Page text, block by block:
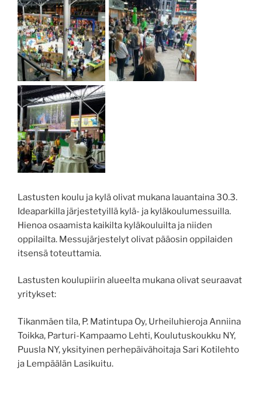
Lastusten koulu ja kylä olivat mukana lauantaina 30.3.
Ideaparkilla järjestetyillä kylä- ja kyläkoulumessuilla.
Hienoa osaamista kaikilta kyläkouluilta ja niiden
oppilailta. Messujärjestelyt olivat pääosin oppilaiden
itsensä toteuttamia.
Lastusten koulupiirin alueelta mukana olivat seuraavat
yritykset:
Tikanmäen tila, P. Matintupa Oy, Urheiluhieroja Anniina
Toikka, Parturi-Kampaamo Lehti, Koulutuskoukku NY,
Puusla NY, yksityinen perhepäivähoitaja Sari Kotilehto
ja Lempäälän Lasikuitu.